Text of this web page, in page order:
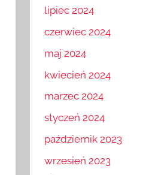
lipiec 2024
czerwiec 2024
maj 2024
kwiecień 2024
marzec 2024
styczeń 2024
październik 2023
wrzesień 2023